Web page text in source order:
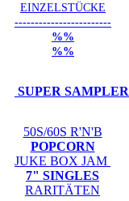
EINZELSTÜCKE
------------------------
%%
%%
SUPER SAMPLER
50S/60S R'N'B
POPCORN
JUKE BOX JAM
7" SINGLES
RARITÄTEN